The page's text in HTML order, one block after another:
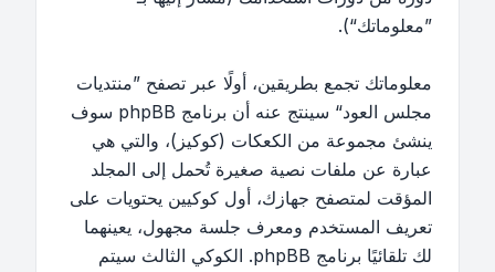
”معلوماتك“).
معلوماتك تجمع بطريقين، أولًا عبر تصفح ”منتديات
مجلس العود“ سينتج عنه أن برنامج phpBB سوف
ينشئ مجموعة من الكعكات (كوكيز)، والتي هي
عبارة عن ملفات نصية صغيرة تُحمل إلى المجلد
المؤقت لمتصفح جهازك، أول كوكيين يحتويات على
تعريف المستخدم ومعرف جلسة مجهول، يعينهما
لك تلقائيًا برنامج phpBB. الكوكي الثالث سيتم